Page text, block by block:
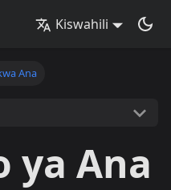
Kiswahili
Ana
ya Ana